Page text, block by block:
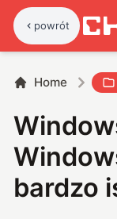
powrót
Home
bardzo